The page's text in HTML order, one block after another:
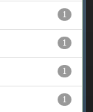
1
1
1
1